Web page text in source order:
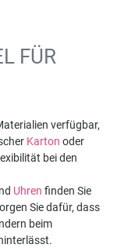
FÜR
verfügbar,
Karton oder
bei den
Uhren finden Sie
Sie dafür, dass
beim